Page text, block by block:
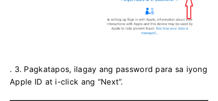
. 3. Pagkatapos, ilagay ang password para sa iyong
Apple ID at i-click ang “Next”.